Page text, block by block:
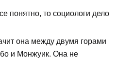
понятно, то социологи дело
она между двумя горами
и Монжуик. Она не